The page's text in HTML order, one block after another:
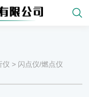
仪 > 闪点仪/燃点仪